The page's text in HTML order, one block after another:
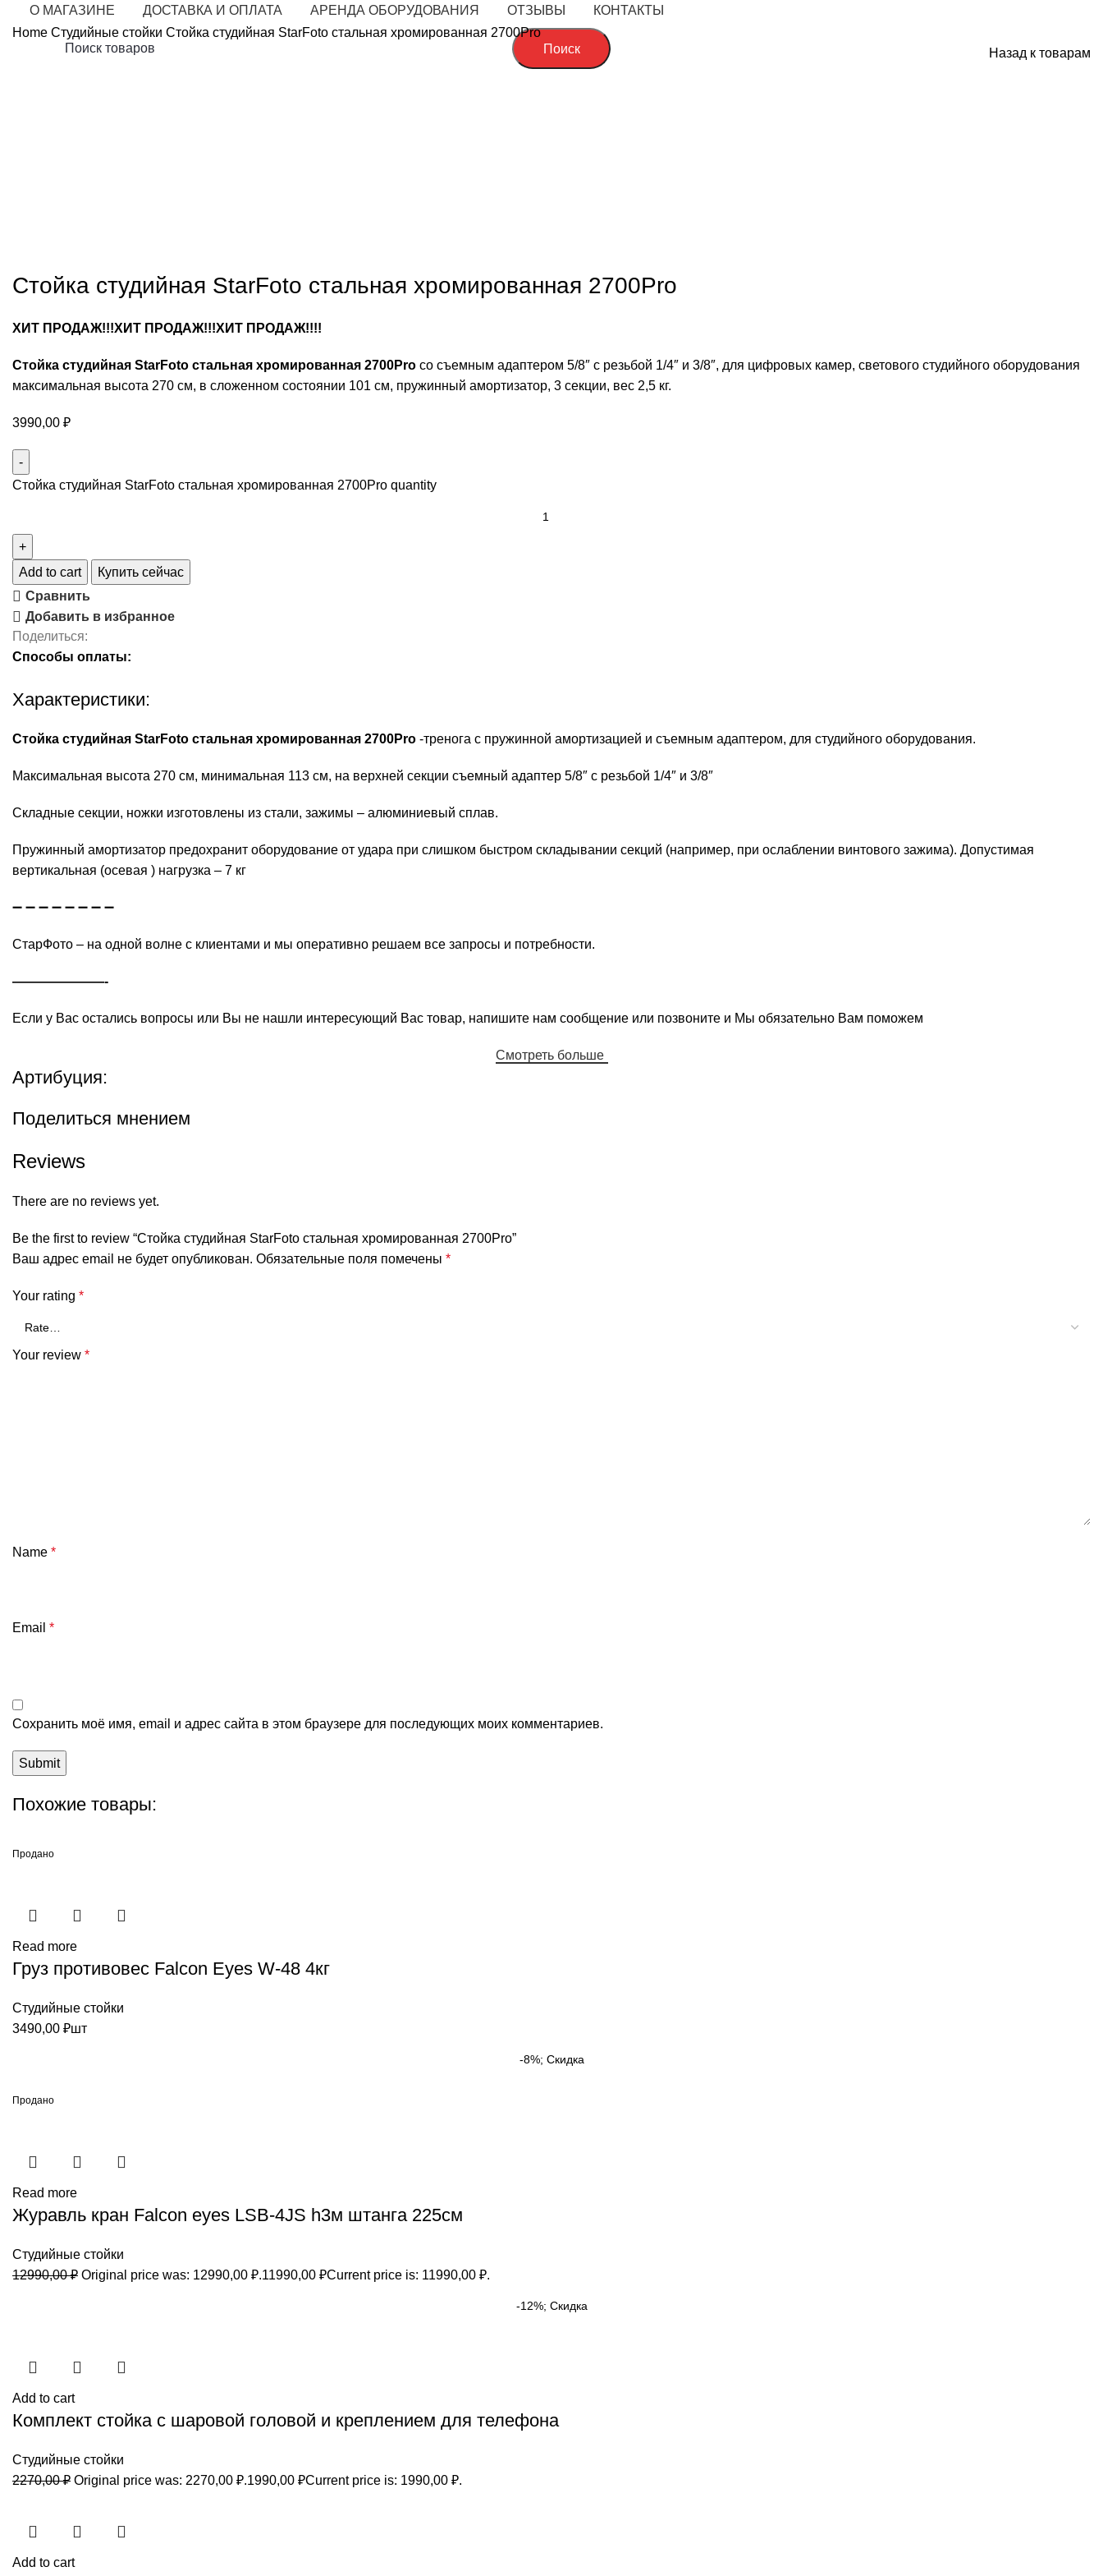
О МАГАЗИНЕ
ДОСТАВКА И ОПЛАТА АРЕНДА ОБОРУДОВАНИЯ ОТЗЫВЫ КОНТАКТЫ
Поиск
Home Студийные стойки Стойка студийная StarFoto стальная хромированная 2700Pro
Назад к товарам
Стойка студийная StarFoto стальная хромированная 2700Pro
ХИТ ПРОДАЖ!!!ХИТ ПРОДАЖ!!!ХИТ ПРОДАЖ!!!!
Стойка студийная StarFoto стальная хромированная 2700Pro со съемным адаптером 5/8″ с резьбой 1/4″ и 3/8″, для цифровых камер, светового студийного оборудования
максимальная высота 270 см, в сложенном состоянии 101 см, пружинный амортизатор, 3 секции, вес 2,5 кг.
3990,00 ₽
Стойка студийная StarFoto стальная хромированная 2700Pro quantity
Add to cart
Купить сейчас
Сравнить
Добавить в избранное
Поделиться:
Способы оплаты:
Характеристики:
Стойка студийная StarFoto стальная хромированная 2700Pro -тренога с пружинной амортизацией и cъемным адаптером, для студийного оборудования.
Максимальная высота 270 см, минимальная 113 см, на верхней секции съемный адаптер 5/8″ с резьбой 1/4″ и 3/8″
Складные секции, ножки изготовлены из стали, зажимы – алюминиевый сплав.
Пружинный амортизатор предохранит оборудование от удара при слишком быстром складывании секций (например, при ослаблении винтового зажима). Допустимая
вертикальная (осевая ) нагрузка – 7 кг
➖ ➖ ➖ ➖ ➖ ➖ ➖ ➖
СтарФото – на одной волне с клиентами и мы оперативно решаем все запросы и потребности.
———————-
Если у Вас остались вопросы или Вы не нашли интересующий Вас товар, напишите нам сообщение или позвоните и Мы обязательно Вам поможем
Смотреть больше
Артибуция:
Поделиться мнением
Reviews
There are no reviews yet.
Be the first to review “Стойка студийная StarFoto стальная хромированная 2700Pro”
Ваш адрес email не будет опубликован. Обязательные поля помечены *
Your rating *
Your review *
Name *
Email *
Сохранить моё имя, email и адрес сайта в этом браузере для последующих моих комментариев.
Похожие товары:
Продано
Read more
Груз противовес Falcon Eyes W-48 4кг
Студийные стойки
3490,00 ₽шт
-8%; Скидка
Продано
Read more
Журавль кран Falcon eyes LSB-4JS h3м штанга 225см
Студийные стойки
12990,00₽ Original price was: 12990,00 ₽.11990,00 ₽Current price is: 11990,00 ₽.
-12%; Скидка
Add to cart
Комплект стойка с шаровой головой и креплением для телефона
Студийные стойки
2270,00₽ Original price was: 2270,00 ₽.1990,00 ₽Current price is: 1990,00 ₽.
Add to cart